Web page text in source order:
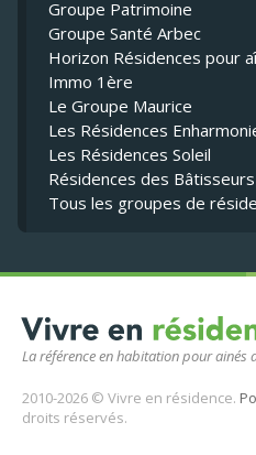
La référence en habitation pour ainés
2010-2026 © Vivre en résidence.
droits réservés.
Groupe Patrimoine
Groupe Santé Arbec
Horizon Résidences pour
Immo 1ère
Le Groupe Maurice
Les Résidences
Les Résidences Soleil
Résidences des Bâtisseurs
Tous les groupes de